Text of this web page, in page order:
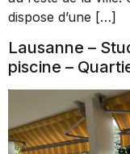
dispose d’une […]
Lausanne –
piscine –